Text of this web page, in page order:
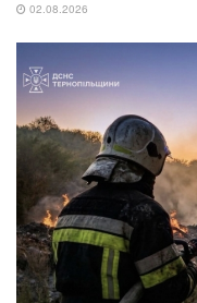
02.08.2026